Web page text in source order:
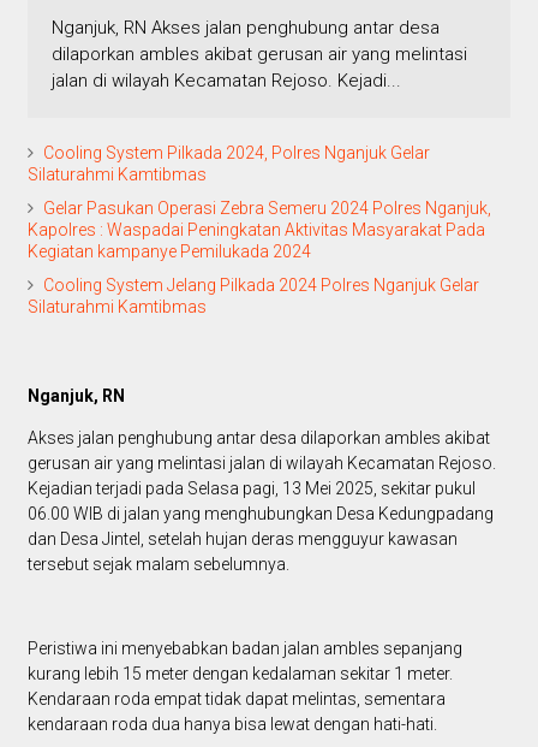
Nganjuk, RN Akses jalan penghubung antar desa
dilaporkan ambles akibat gerusan air yang melintasi
jalan di wilayah Kecamatan Rejoso. Kejadi...
Cooling System Pilkada 2024, Polres Nganjuk Gelar
Silaturahmi Kamtibmas
Gelar Pasukan Operasi Zebra Semeru 2024 Polres Nganjuk,
Kapolres : Waspadai Peningkatan Aktivitas Masyarakat Pada
Kegiatan kampanye Pemilukada 2024
Cooling System Jelang Pilkada 2024 Polres Nganjuk Gelar
Silaturahmi Kamtibmas
Nganjuk, RN
Akses jalan penghubung antar desa dilaporkan ambles akibat
gerusan air yang melintasi jalan di wilayah Kecamatan Rejoso.
Kejadian terjadi pada Selasa pagi, 13 Mei 2025, sekitar pukul
06.00 WIB di jalan yang menghubungkan Desa Kedungpadang
dan Desa Jintel, setelah hujan deras mengguyur kawasan
tersebut sejak malam sebelumnya.
Peristiwa ini menyebabkan badan jalan ambles sepanjang
kurang lebih 15 meter dengan kedalaman sekitar 1 meter.
Kendaraan roda empat tidak dapat melintas, sementara
kendaraan roda dua hanya bisa lewat dengan hati-hati.